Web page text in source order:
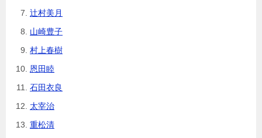
辻村美月
山崎豊子
村上春樹
恩田睦
石田衣良
太宰治
重松清